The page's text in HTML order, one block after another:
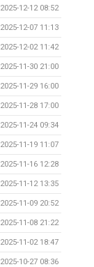
2025-12-12 08:52
2025-12-07 11:13
2025-12-02 11:42
2025-11-30 21:00
2025-11-29 16:00
2025-11-28 17:00
2025-11-24 09:34
2025-11-19 11:07
2025-11-16 12:28
2025-11-12 13:35
2025-11-09 20:52
2025-11-08 21:22
2025-11-02 18:47
2025-10-27 08:36